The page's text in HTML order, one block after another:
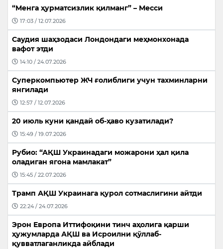
“Менга ҳурматсизлик қилманг” – Месси
17:03 / 12.07.2026
Саудия шаҳзодаси Лондондаги меҳмонхонада
вафот этди
14:10 / 24.07.2026
Суперкомпьютер ЖЧ ғолиблиги учун тахминларни
янгилади
12:57 / 12.07.2026
20 июль куни қандай об-ҳаво кузатилади?
15:49 / 19.07.2026
Рубио: “АҚШ Украинадаги можарони ҳал қила
оладиган ягона мамлакат”
15:45 / 22.07.2026
Трамп АҚШ Украинага қурол сотмаслигини айтди
22:24 / 24.07.2026
Эрон Европа Иттифоқини тинч аҳолига қарши
ҳужумларда АҚШ ва Исроилни қўллаб-
қувватлаганликда айблади